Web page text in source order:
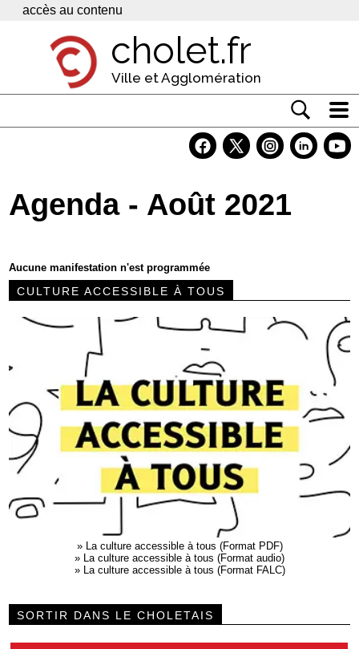
Panneau de gestion des cookies
accès au contenu
cholet.fr
Ville et Agglomération
Economie
Contacts
Agenda - Août 2021
Aucune manifestation n'est programmée
CULTURE ACCESSIBLE À TOUS
»
La culture accessible à tous (Format PDF)
»
La culture accessible à tous (Format audio)
»
La culture accessible à tous (Format FALC)
SORTIR DANS LE CHOLETAIS